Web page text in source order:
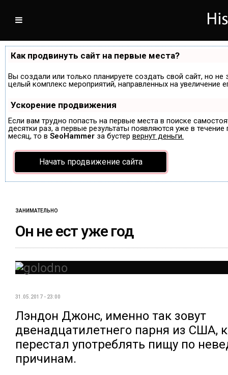
Как продвинуть сайт на первые места?
Вы создали или только планируете создать свой сайт, но
целый комплекс мероприятий, направленных на
Ускорение продвижения
Если вам трудно попасть на первые места в поиске
десятки раз, а первые результаты появляются уже в
месяц, то в SeoHammer за бустер вернут деньги.
Начать продвижение сайта
ЗАНИМАТЕЛЬНО
Он не ест уже год
31.05.2017 - 23:00
Лэндон Джонс, именно так зовут
двенадцатилетнего парня из США,
перестал употреблять пищу по
причинам.